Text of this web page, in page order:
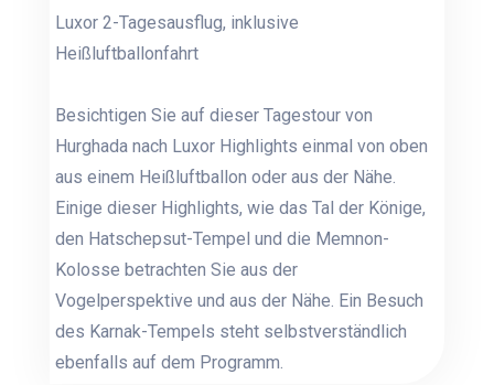
Luxor 2-Tagesausflug, inklusive
Heißluftballonfahrt
Besichtigen Sie auf dieser Tagestour von
Hurghada nach Luxor Highlights einmal von oben
aus einem Heißluftballon oder aus der Nähe.
Einige dieser Highlights, wie das Tal der Könige,
den Hatschepsut-Tempel und die Memnon-
Kolosse betrachten Sie aus der
Vogelperspektive und aus der Nähe. Ein Besuch
des Karnak-Tempels steht selbstverständlich
ebenfalls auf dem Programm.